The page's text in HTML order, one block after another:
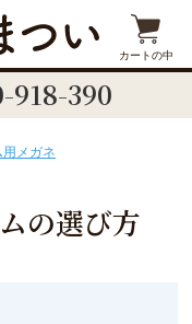
カートの中
918-390
メガネ
の選び方